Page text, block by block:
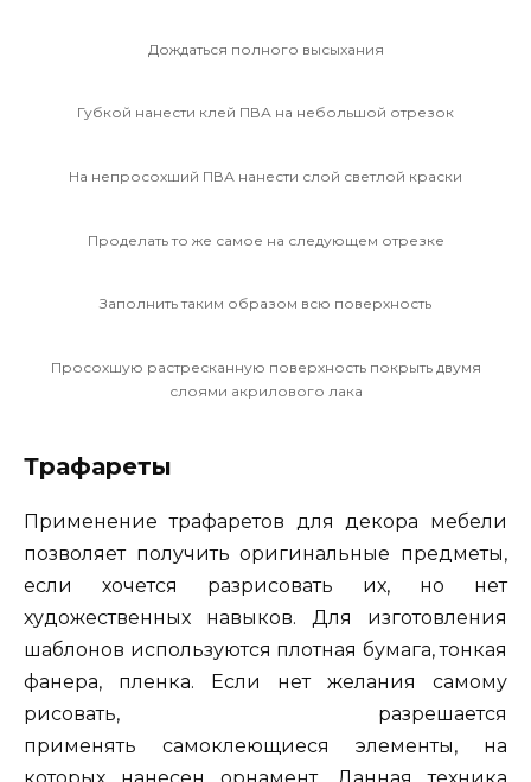
Дождаться полного высыхания
Губкой нанести клей ПВА на небольшой отрезок
На непросохший ПВА нанести слой светлой краски
Проделать то же самое на следующем отрезке
Заполнить таким образом всю поверхность
Просохшую растресканную поверхность покрыть двумя
слоями акрилового лака
Трафареты
Применение трафаретов для декора мебели
позволяет получить оригинальные предметы,
если хочется разрисовать их, но нет
художественных навыков. Для изготовления
шаблонов используются плотная бумага, тонкая
фанера, пленка. Если нет желания самому
рисовать, разрешается
применять самоклеющиеся элементы, на